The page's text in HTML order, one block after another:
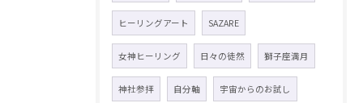
ヒーリングアート SAZARE
女神ヒーリング 日々の徒然 獅子座満月
神社参拝 自分軸 宇宙からのお試し